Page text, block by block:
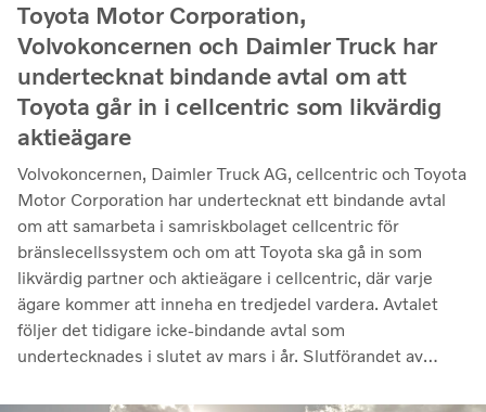
Toyota Motor Corporation,
Volvokoncernen och Daimler Truck har
undertecknat bindande avtal om att
Toyota går in i cellcentric som likvärdig
aktieägare
Volvokoncernen, Daimler Truck AG, cellcentric och Toyota
Motor Corporation har undertecknat ett bindande avtal
om att samarbeta i samriskbolaget cellcentric för
bränslecellssystem och om att Toyota ska gå in som
likvärdig partner och aktieägare i cellcentric, där varje
ägare kommer att inneha en tredjedel vardera. Avtalet
följer det tidigare icke-bindande avtal som
undertecknades i slutet av mars i år. Slutförandet av